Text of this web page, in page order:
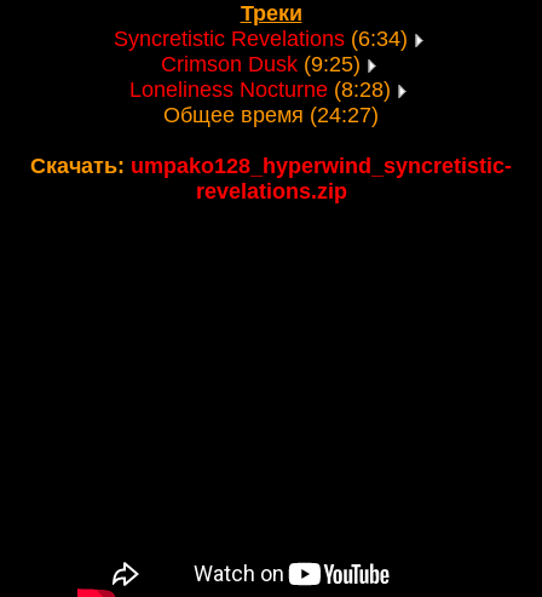
Треки
Syncretistic Revelations(6:34)
Crimson Dusk(9:25)
Loneliness Nocturne (8:28)
Общее время (24:27)
Скачать: umpako128_hyperwind_syncretistic-
revelations.zip